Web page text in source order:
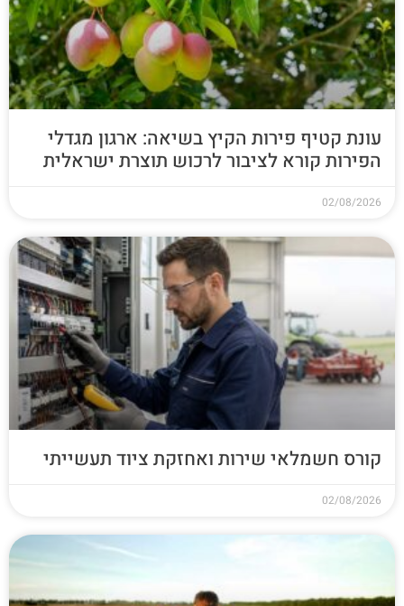
עונת קטיף פירות הקיץ בשיאה: ארגון מגדלי
הפירות קורא לציבור לרכוש תוצרת ישראלית
02/08/2026
קורס חשמלאי שירות ואחזקת ציוד תעשייתי
02/08/2026